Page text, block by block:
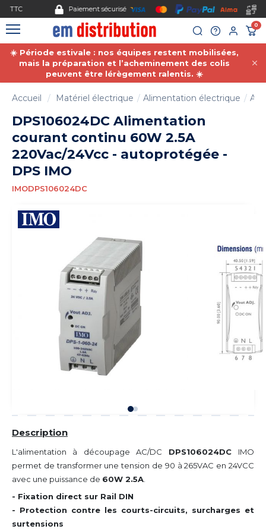
Paiement sécurisé
0
☀️ Période estivale : nos équipes restent mobilisées,
mais la préparation et l’acheminement des colis
peuvent être lérègement ralentis. ☀️
Accueil Matériel électrique Alimentation électrique
DPS106024DC Alimentation
courant continu 60W 2.5A
220Vac/24Vcc - autoprotégée -
DPS IMO
IMODPS106024DC
Description
L'alimentation à découpage AC/DC DPS106024DC IMO
permet de transformer une tension de 90 à 265VAC en 24VCC
avec une puissance de 60W 2.5A
- Fixation direct sur Rail DIN
- Protection contre les courts-circuits, surcharges et
surtensions
Gestion des cookies